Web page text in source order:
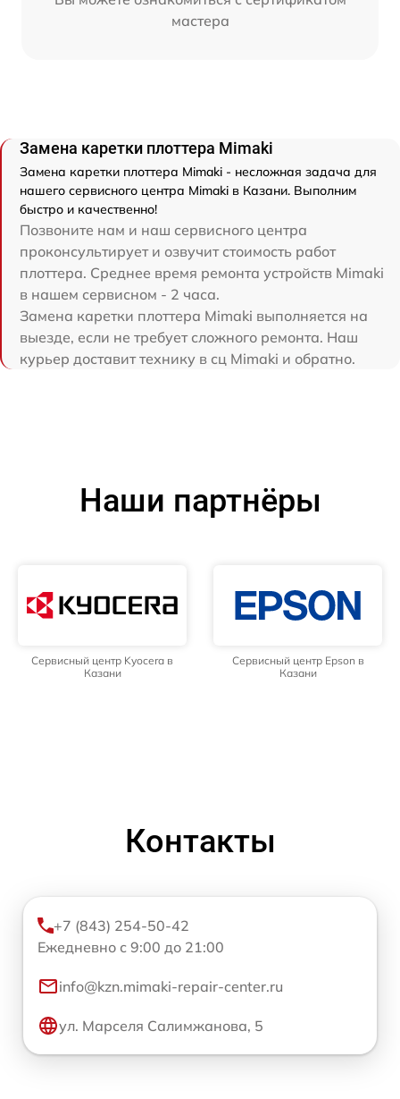
мастера
Замена каретки плоттера Mimaki
Замена каретки плоттера Mimaki - несложная задача для
нашего сервисного центра Mimaki в Казани. Выполним
быстро и качественно!
Позвоните нам и наш сервисного центра
проконсультирует и озвучит стоимость работ
плоттера. Среднее время ремонта устройств Mimaki
в нашем сервисном - 2 часа.
Замена каретки плоттера Mimaki выполняется на
выезде, если не требует сложного ремонта. Наш
курьер доставит технику в сц Mimaki и обратно.
Наши партнёры
Сервисный центр Kyocera в
Казани
Сервисный центр Epson в
Казани
Контакты
+7 (843) 254-50-42
Ежедневно с 9:00 до 21:00
info@kzn.mimaki-repair-center.ru
ул. Марселя Салимжанова, 5